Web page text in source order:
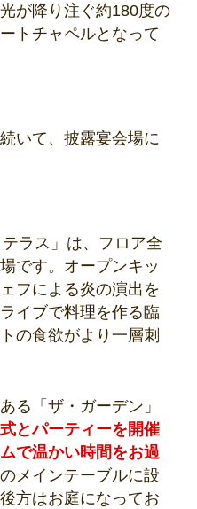
が降り注ぐ約180度の
トチャペルとなって
いて、披露宴会場に
ラス」は、フロア全
です。オープンキッ
フによる炎の演出を
イブで料理を作る臨
の食欲がより一層刺
る「ザ・ガーデン」
とパーティーを開催
で温かい時間をお過
メインテーブルに設
方はお庭になってお